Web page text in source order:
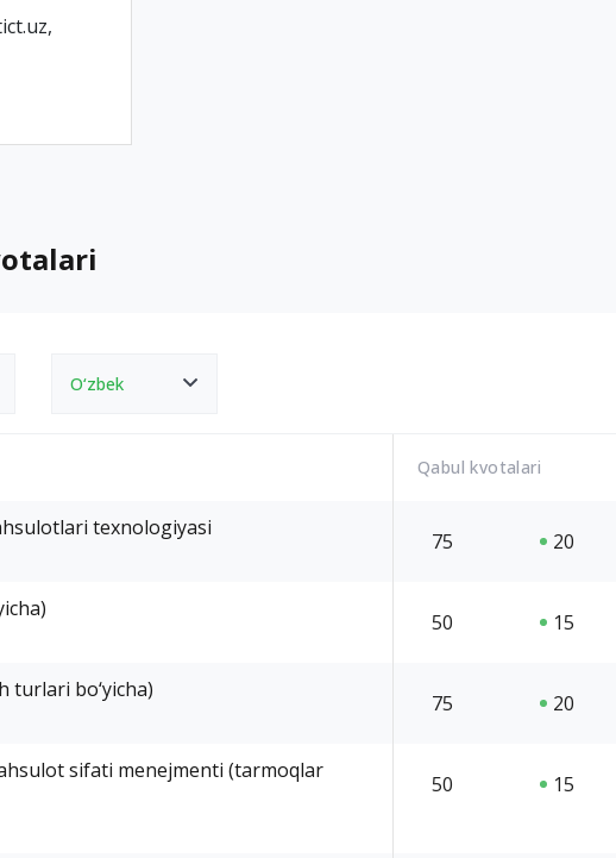
O‘zbek
Qabul kvotalari
texnologiyasi
75 20
50 15
turlari bo‘yicha)
75 20
sifati menejmenti (tarmoqlar
50 15